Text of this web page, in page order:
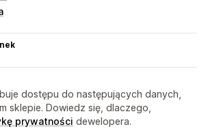
dostępu do następujących danych,
sklepie. Dowiedz się, dlaczego,
prywatności dewelopera.